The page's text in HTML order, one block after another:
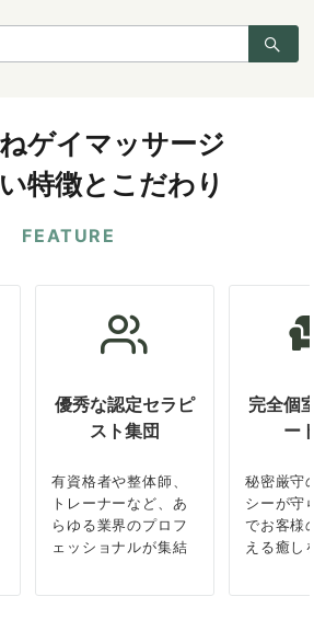
ゲイマッサージ
特徴とこだわり
FEATURE
優秀な認定セラピ
スト集団
有資格者や整体師、
トレーナーなど、あ
らゆる業界のプロフ
ェッショナルが集結
完全個
ー
秘密厳守
シーが守
でお客様
える癒し